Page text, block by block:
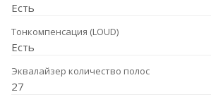
Есть
Тонкомпенсация (LOUD)
Есть
Эквалайзер количество полос
27